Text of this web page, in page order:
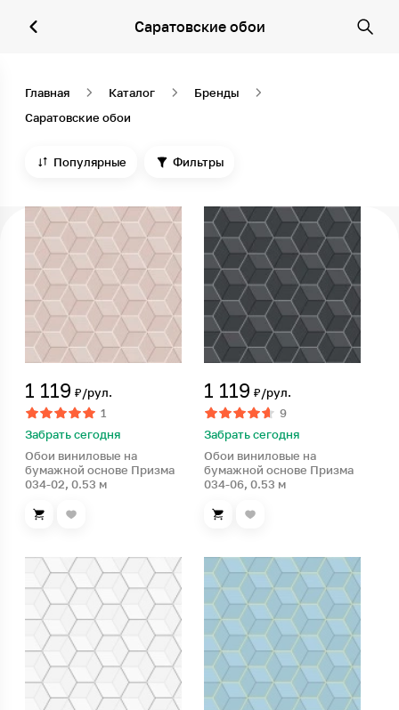
Саратовские обои
Главная Каталог
Бренды
Саратовские обои
Популярные Фильтры
1 119 ₽/рул.
1
Забрать сегодня
Обои виниловые на
бумажной основе Призма
034-02, 0.53 м
1 119 ₽/рул.
9
Забрать сегодня
Обои виниловые на
бумажной основе Призма
034-06, 0.53 м